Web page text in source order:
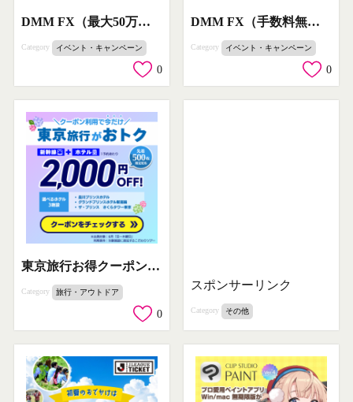
DMM FX（最大50万円キャッシュバック）
Category イベント・キャンペーン
0
DMM FX（手数料無料）
Category イベント・キャンペーン
0
東京旅行お得クーポン（新幹線+ホテル）
Category 旅行・アウトドア
0
スポンサーリンク
Category その他